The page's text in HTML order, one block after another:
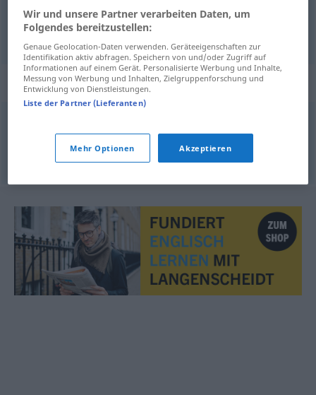
pensioner PrivatierPensionär
Synonyme für "Privatier"
Privatmann
© OpenThesaurus.de
Wir und unsere Partner verarbeiten Daten, um
Folgendes bereitzustellen:
Genaue Geolocation-Daten verwenden. Geräteeigenschaften zur
Identifikation aktiv abfragen. Speichern von und/oder Zugriff auf
Informationen auf einem Gerät. Personalisierte Werbung und Inhalte,
Messung von Werbung und Inhalten, Zielgruppenforschung und
Entwicklung von Dienstleistungen.
Liste der Partner (Lieferanten)
Mehr Optionen Akzeptieren